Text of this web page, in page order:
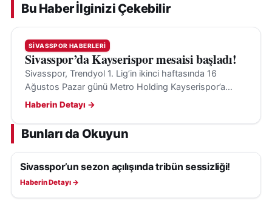
Bu Haber İlginizi Çekebilir
SIVASSPOR HABERLERI
Sivasspor’da Kayserispor mesaisi başladı!
Sivasspor, Trendyol 1. Lig’in ikinci haftasında 16
Ağustos Pazar günü Metro Holding Kayserispor’a
konuk olacak; hedef ilk galibiyet ve transfer takviyeleri.
Haberin Detayı →
Bunları da Okuyun
SIVASSPOR HABERLERI
Sivasspor’un sezon açılışında tribün sessizliği!
Haberin Detayı →